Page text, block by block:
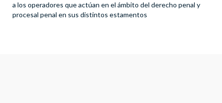
a los operadores que actúan en el ámbito del derecho penal y
procesal penal en sus distintos estamentos